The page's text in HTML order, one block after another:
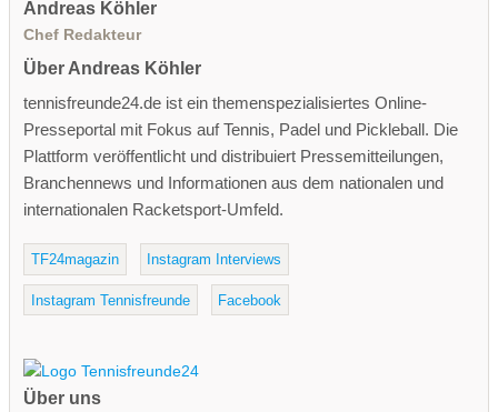
Andreas Köhler
Chef Redakteur
Über Andreas Köhler
tennisfreunde24.de ist ein themenspezialisiertes Online-
Presseportal mit Fokus auf Tennis, Padel und Pickleball. Die
Plattform veröffentlicht und distribuiert Pressemitteilungen,
Branchennews und Informationen aus dem nationalen und
internationalen Racketsport-Umfeld.
TF24magazin Instagram Interviews
Instagram Tennisfreunde Facebook
Über uns